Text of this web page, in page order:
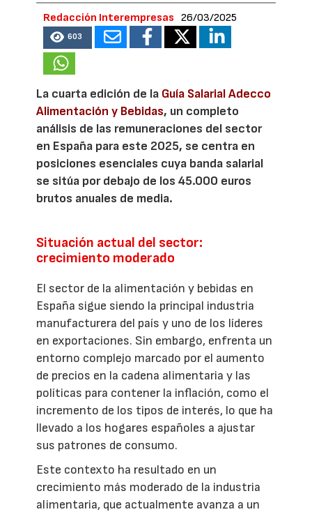
Redacción Interempresas 26/03/2025
603
La cuarta edición de la Guía Salarial Adecco
Alimentación y Bebidas, un completo
análisis de las remuneraciones del sector
en España para este 2025, se centra en
posiciones esenciales cuya banda salarial
se sitúa por debajo de los 45.000 euros
brutos anuales de media.
Situación actual del sector:
crecimiento moderado
El sector de la alimentación y bebidas en
España sigue siendo la principal industria
manufacturera del país y uno de los líderes
en exportaciones. Sin embargo, enfrenta un
entorno complejo marcado por el aumento
de precios en la cadena alimentaria y las
políticas para contener la inflación, como el
incremento de los tipos de interés, lo que ha
llevado a los hogares españoles a ajustar
sus patrones de consumo.
Este contexto ha resultado en un
crecimiento más moderado de la industria
alimentaria, que actualmente avanza a un